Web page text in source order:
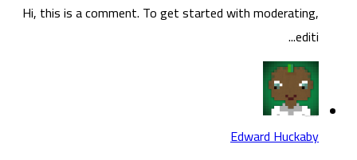
Hi, this is a comment. To get started with moderating,
editi...
Edward Huckaby